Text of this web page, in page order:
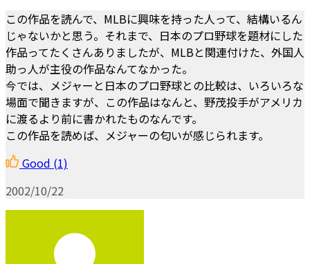
この作品を読んで、MLBに興味を持った人って、結構いるん
じゃないかと思う。それまで、日本のプロ野球を題材にした
作品ってたくさんありましたが、MLBと関連付けた、外国人
助っ人が主役の作品なんてなかった。
今では、メジャーと日本のプロ野球との比較は、いろいろな
場面で聞きますが、この作品はなんと、野茂投手がアメリカ
に渡るより前に書かれたものなんです。
この作品を読めば、メジャーの匂いが感じられます。
Good (1)
2002/10/22